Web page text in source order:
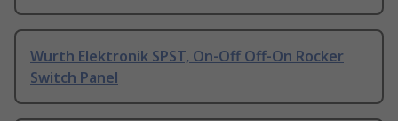
Wurth Elektronik SPST, On-Off Off-On Rocker
Switch Panel